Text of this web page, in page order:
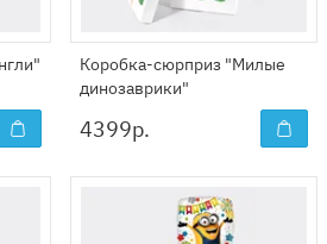
Коробка-сюрприз "Милые
динозаврики"
4399р.